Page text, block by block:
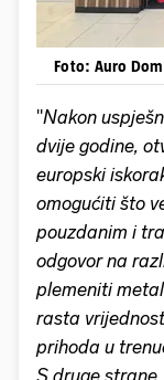
Foto: Auro
''Nakon
dvije godine,
europski
omogućiti što
pouzdanim i
odgovor na
plemeniti
rasta
prihoda u